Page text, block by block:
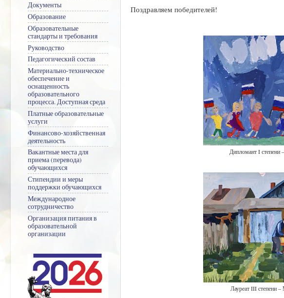
Поздравляем победителей!
Дипломант I степени
Лауреат III степени
Документы
Образование
Образовательные
стандарты и требования
Руководство
Педагогический состав
Материально-техническое
обеспечение и
оснащенность
образовательного
процесса. Доступная среда
Платные образовательные
услуги
Финансово-хозяйственная
деятельность
Вакантные места для
приема (перевода)
обучающихся
Стипендии и меры
поддержки обучающихся
Международное
сотрудничество
Организация питания в
образовательной
организации